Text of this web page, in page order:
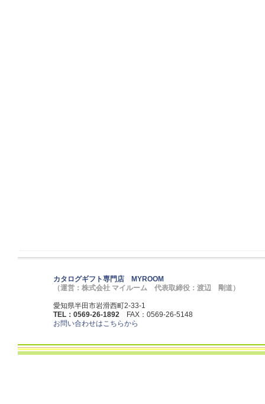
カタログギフト専門店 MYROOM
（運営：株式会社 マイルーム 代表取締役：渡辺 剛道）
愛知県半田市岩滑西町2-33-1
TEL：0569-26-1892 FAX：0569-26-5148
お問い合わせはこちらから